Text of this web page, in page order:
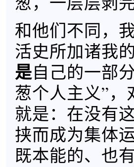
和他们不同，
活史所加诸我
是自己的一部
葱个人主义”
就是：在没有
挟而成为集体
既本能的、也